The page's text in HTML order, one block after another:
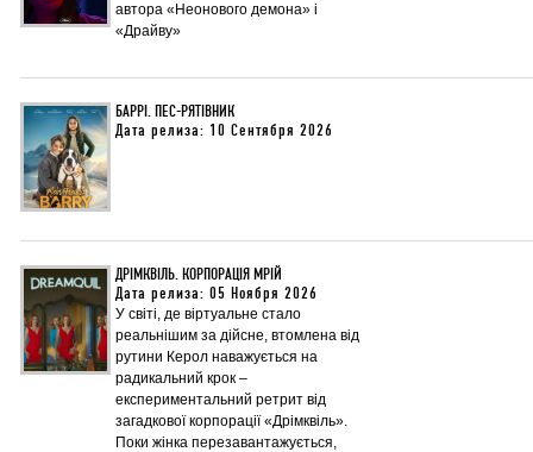
автора «Неонового демона» і
«Драйву»
БАРРІ. ПЕС-РЯТІВНИК
Дата релиза: 10 Сентября 2026
ДРІМКВІЛЬ. КОРПОРАЦІЯ МРІЙ
Дата релиза: 05 Ноября 2026
У світі, де віртуальне стало
реальнішим за дійсне, втомлена від
рутини Керол наважується на
радикальний крок –
експериментальний ретрит від
загадкової корпорації «Дрімквіль».
Поки жінка перезавантажується,